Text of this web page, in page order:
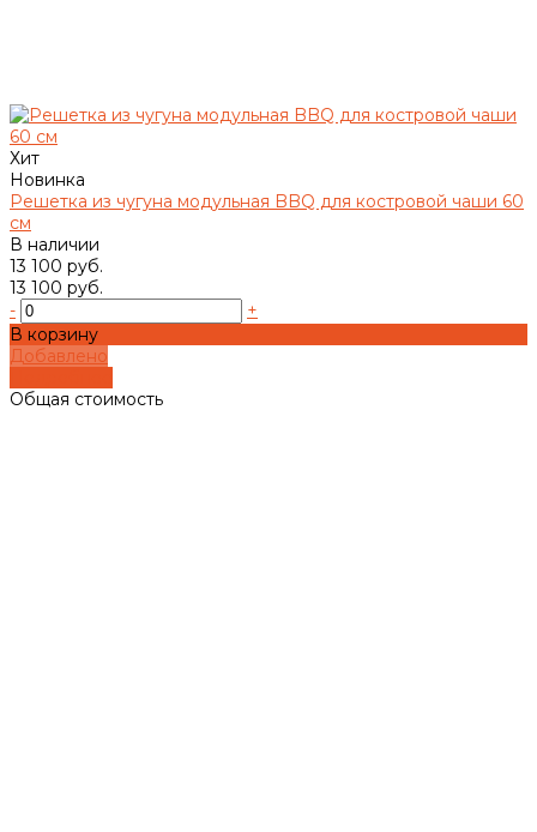
Хит
Новинка
Решетка из чугуна модульная BBQ для костровой чаши 60
см
В наличии
13 100 руб.
13 100 руб.
-
+
В корзину
Добавлено
Общая стоимость